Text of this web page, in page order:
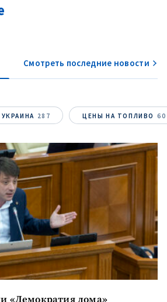
Смотреть последние новости
УКРАИНА 287 ЦЕНЫ НА ТОПЛИВО 60
новости
медиа
ссылку на